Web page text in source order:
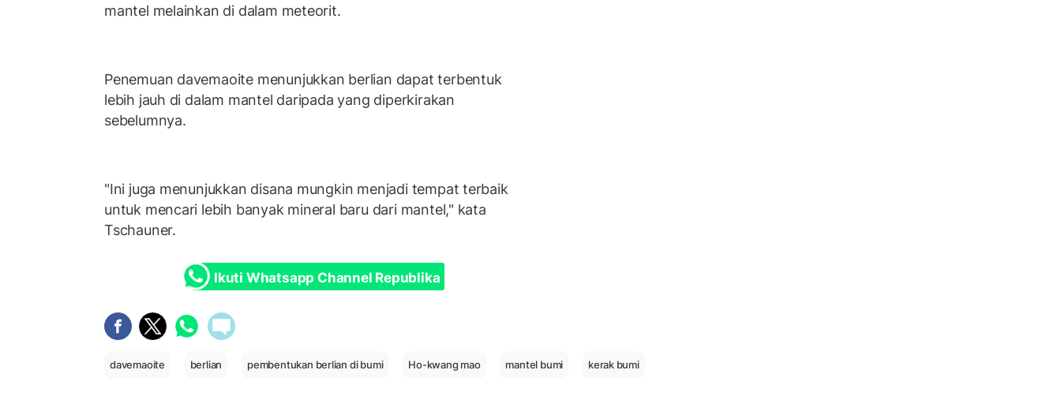
mantel melainkan di dalam meteorit.
Penemuan davemaoite menunjukkan berlian dapat terbentuk
lebih jauh di dalam mantel daripada yang diperkirakan
sebelumnya.
"Ini juga menunjukkan disana mungkin menjadi tempat terbaik
untuk mencari lebih banyak mineral baru dari mantel," kata
Tschauner.
Ikuti Whatsapp Channel Republika
davemaoite berlian pembentukan berlian di bumi Ho-kwang mao mantel bumi kerak bumi